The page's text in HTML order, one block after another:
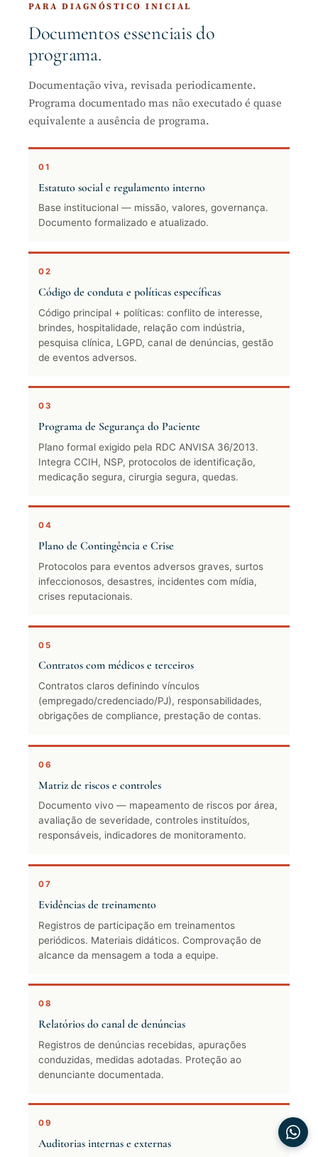
PARA DIAGNÓSTICO INICIAL
Documentos essenciais do
programa.
Documentação viva, revisada periodicamente.
Programa documentado mas não executado é quase
equivalente a ausência de programa.
01
Estatuto social e regulamento interno
Base institucional — missão, valores, governança.
Documento formalizado e atualizado.
02
Código de conduta e políticas específicas
Código principal + políticas: conflito de interesse,
brindes, hospitalidade, relação com indústria,
pesquisa clínica, LGPD, canal de denúncias, gestão
de eventos adversos.
03
Programa de Segurança do Paciente
Plano formal exigido pela RDC ANVISA 36/2013.
Integra CCIH, NSP, protocolos de identificação,
medicação segura, cirurgia segura, quedas.
04
Plano de Contingência e Crise
Protocolos para eventos adversos graves, surtos
infeccionosos, desastres, incidentes com mídia,
crises reputacionais.
05
Contratos com médicos e terceiros
Contratos claros definindo vínculos
(empregado/credenciado/PJ), responsabilidades,
obrigações de compliance, prestação de contas.
06
Matriz de riscos e controles
Documento vivo — mapeamento de riscos por área,
avaliação de severidade, controles instituídos,
responsáveis, indicadores de monitoramento.
07
Evidências de treinamento
Registros de participação em treinamentos
periódicos. Materiais didáticos. Comprovação de
alcance da mensagem a toda a equipe.
08
Relatórios do canal de denúncias
Registros de denúncias recebidas, apurações
conduzidas, medidas adotadas. Proteção ao
denunciante documentada.
09
Auditorias internas e externas